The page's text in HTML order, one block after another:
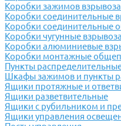
Коробки зажимов
Коробки соединительные
Коробки
Коробки чугунные
Коробки алюминиевые
Коробки монтажные
Пункты
Шкафы зажимов и пункты
Ящики протяжные и
Ящики разветвительные
Ящики с рубильником и
Ящики управления